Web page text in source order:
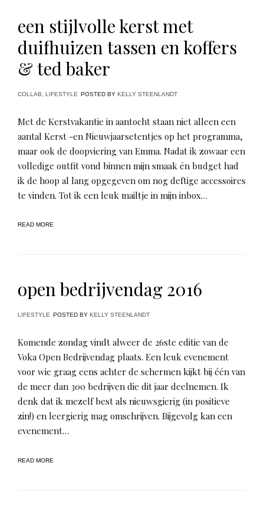
een stijlvolle kerst met
duifhuizen tassen en koffers
& ted baker
COLLAB LIFESTYLE POSTED BY KELLY STEENLANDT
Met de Kerstvakantie in aantocht staan niet alleen een
aantal Kerst -en Nieuwjaarsetentjes op het programma,
maar ook de doopviering van Emma. Nadat ik zowaar een
volledige outfit vond binnen mijn smaak én budget had
ik de hoop al lang opgegeven om nog deftige accessoires
te vinden. Tot ik een leuk mailtje in mijn inbox…
READ MORE
open bedrijvendag 2016
LIFESTYLE POSTED BY KELLY STEENLANDT
Komende zondag vindt alweer de 26ste editie van de
Voka Open Bedrijvendag plaats. Een leuk evenement
voor wie graag eens achter de schermen kijkt bij één van
de meer dan 300 bedrijven die dit jaar deelnemen. Ik
denk dat ik mezelf best als nieuwsgierig (in positieve
zin!) en leergierig mag omschrijven. Bijgevolg kan een
evenement…
READ MORE